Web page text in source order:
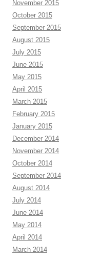
November 2015
October 2015
September 2015
August 2015
July 2015
June 2015
May 2015
April 2015
March 2015
February 2015
January 2015
December 2014
November 2014
October 2014
September 2014
August 2014
July 2014
June 2014
May 2014
April 2014
March 2014